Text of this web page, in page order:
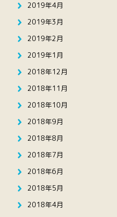
2019年4月
2019年3月
2019年2月
2019年1月
2018年12月
2018年11月
2018年10月
2018年9月
2018年8月
2018年7月
2018年6月
2018年5月
2018年4月